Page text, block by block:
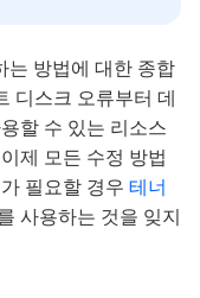
는 방법에 대한 종합
디스크 오류부터 데
할 수 있는 리소스
제 모든 수정 방법
필요할 경우 테너
사용하는 것을 잊지